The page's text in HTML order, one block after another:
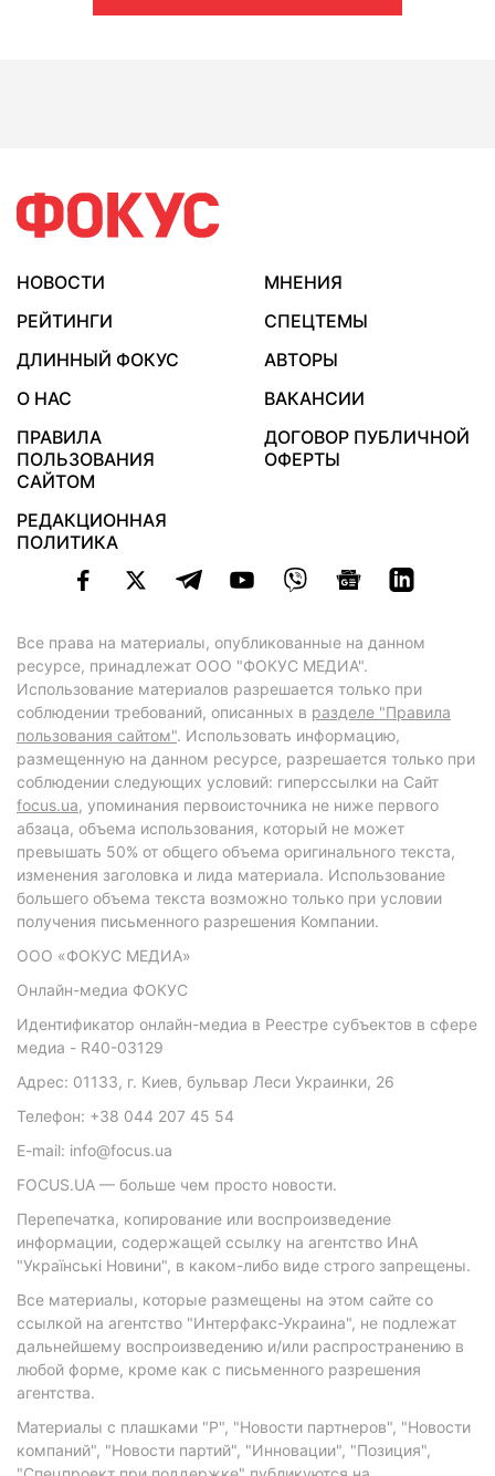
НОВОСТИ
МНЕНИЯ
РЕЙТИНГИ
СПЕЦТЕМЫ
ДЛИННЫЙ ФОКУС
АВТОРЫ
О НАС
ВАКАНСИИ
ПРАВИЛА
ПОЛЬЗОВАНИЯ
САЙТОМ
ДОГОВОР ПУБЛИЧНОЙ
ОФЕРТЫ
РЕДАКЦИОННАЯ
ПОЛИТИКА
Все права на материалы, опубликованные на данном
ресурсе, принадлежат ООО "ФОКУС МЕДИА".
Использование материалов разрешается только при
соблюдении требований, описанных в разделе "Правила
пользования сайтом". Использовать информацию,
размещенную на данном ресурсе, разрешается только при
соблюдении следующих условий: гиперссылки на Сайт
focus.ua, упоминания первоисточника не ниже первого
абзаца, объема использования, который не может
превышать 50% от общего объема оригинального текста,
изменения заголовка и лида материала. Использование
большего объема текста возможно только при условии
получения письменного разрешения Компании.
ООО «ФОКУС МЕДИА»
Онлайн-медиа ФОКУС
Идентификатор онлайн-медиа в Реестре субъектов в сфере
медиа - R40-03129
Адрес: 01133, г. Киев, бульвар Леси Украинки, 26
Телефон: +38 044 207 45 54
E-mail: info@focus.ua
FOCUS.UA — больше чем просто новости.
Перепечатка, копирование или воспроизведение
информации, содержащей ссылку на агентство ИнА
"Українські Новини", в каком-либо виде строго запрещены.
Все материалы, которые размещены на этом сайте со
ссылкой на агентство "Интерфакс-Украина", не подлежат
дальнейшему воспроизведению и/или распространению в
любой форме, кроме как с письменного разрешения
агентства.
Материалы с плашками "Р", "Новости партнеров", "Новости
компаний", "Новости партий", "Инновации", "Позиция",